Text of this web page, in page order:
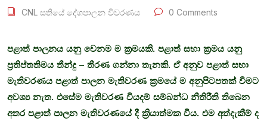
CNL සතියේ දේශපාලන විවරණය 0 Comments
පළාත් පාලනය යනු වෙනම ම ක්‍රමයකි. පළාත් සභා ක්‍රමය යනු
ප්‍රතිප්තතිමය තීන්දු – තීරණ ගන්නා තැනකි. ඒ අනුව පළාත් සභා
මැතිවරණය පළාත් පාලන මැතිවරණ ක්‍රමයේ ම අනුපිටපතක් වීමට
අවශ්‍ය නැත. එසේම මැතිවරණ වියදම් සම්බන්ධ නීතිරීති තිබෙන
අතර පළාත් පාලන මැතිවරණයේ දී ක්‍රියාත්මක විය. එම අත්දැකීම් ද